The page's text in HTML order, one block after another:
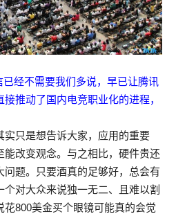
经不需要我们多说，早已让腾讯
推动了国内电竞职业化的进程，
实只是想告诉大家，应用的重要
改变观念。与之相比，硬件贵还
题。只要酒真的足够好，总会有
对大众来说独一无二、且难以割
800美金买个眼镜可能真的会觉